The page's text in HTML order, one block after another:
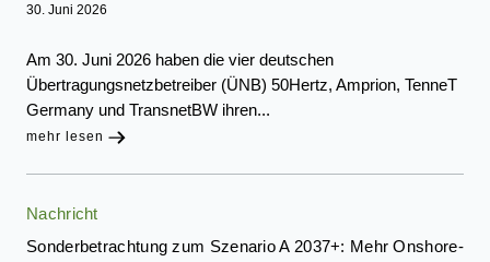
30. Juni 2026
Am 30. Juni 2026 haben die vier deutschen
Übertragungsnetzbetreiber (ÜNB) 50Hertz, Amprion, TenneT
Germany und TransnetBW ihren...
mehr lesen
Nachricht
Sonderbetrachtung zum Szenario A 2037+: Mehr Onshore-